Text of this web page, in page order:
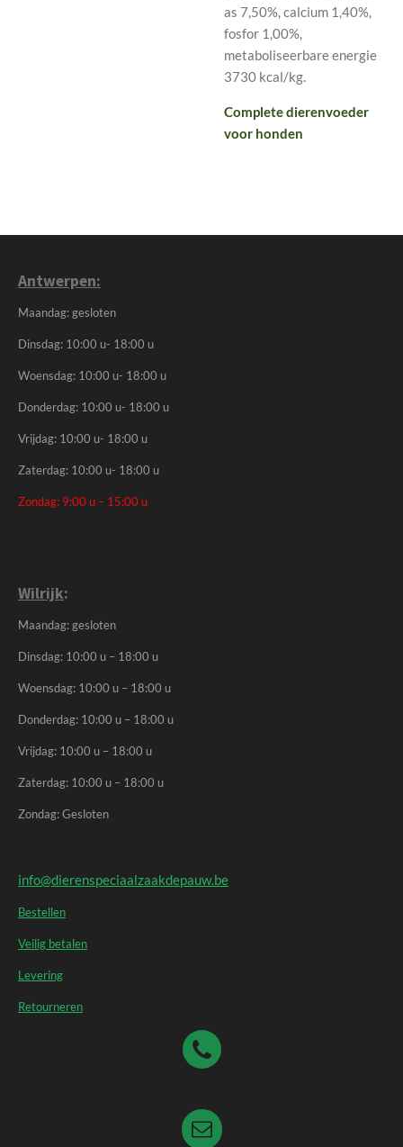
as 7,50%, calcium 1,40%,
fosfor 1,00%,
metaboliseerbare energie
3730 kcal/kg.
Complete dierenvoeder
voor honden
Antwerpen:
Maandag: gesloten
Dinsdag: 10:00 u- 18:00 u
Woensdag: 10:00 u- 18:00 u
Donderdag: 10:00 u- 18:00 u
Vrijdag: 10:00 u- 18:00 u
Zaterdag: 10:00 u- 18:00 u
Zondag: 9:00 u – 15:00 u
Wilrijk:
Maandag: gesloten
Dinsdag: 10:00 u – 18:00 u
Woensdag: 10:00 u – 18:00 u
Donderdag: 10:00 u – 18:00 u
Vrijdag: 10:00 u – 18:00 u
Zaterdag: 10:00 u – 18:00 u
Zondag: Gesloten
info@dierenspeciaalzaakdepauw.be
Bestellen
Veilig betalen
Levering
Retourneren